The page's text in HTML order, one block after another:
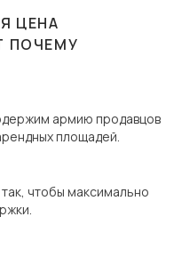
ЦЕНА
ПОЧЕМУ
армию продавцов
площадей.
чтобы максимально